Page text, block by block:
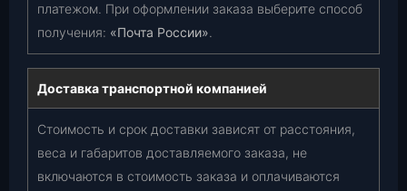
платежом. При оформлении заказа выберите способ
получения: «Почта России».
Доставка транспортной компанией
Стоимость и срок доставки зависят от расстояния,
веса и габаритов доставляемого заказа, не
включаются в стоимость заказа и оплачиваются